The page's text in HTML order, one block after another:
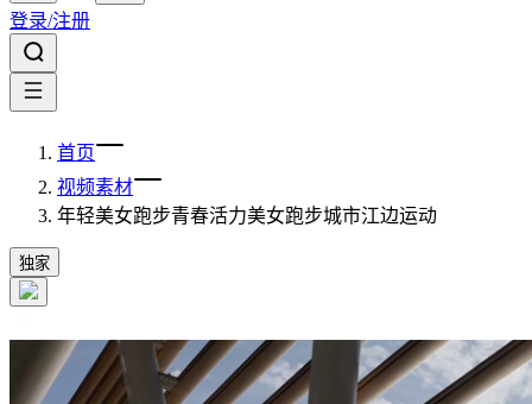
登录/注册
首页
视频素材
年轻美女跑步青春活力美女跑步城市江边运动
独家